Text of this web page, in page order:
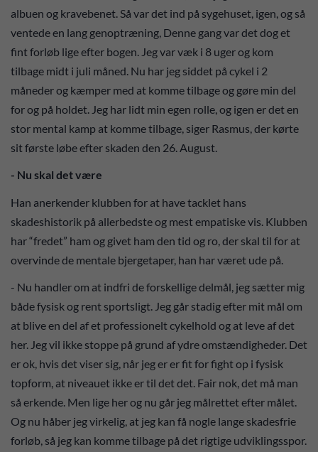
albuen og kravebenet. Så var det ind på sygehuset, igen, og så
ventede en lang genoptræning, Denne gang var det dog et
fint forløb lige efter bogen. Jeg var væk i 8 uger og kom
tilbage midt i juli måned. Nu har jeg siddet på cykel i 2
måneder og kæmper med at komme tilbage og gøre min del
for og på holdet. Jeg har lidt min egen rolle, og igen er det en
stor mental kamp at komme tilbage, siger Rasmus, der kørte
sit første løbe efter skaden den 26. August.
- Nu skal det være
Han anerkender klubben for at have tacklet hans
skadeshistorik på allerbedste og mest empatiske vis. Klubben
har “fredet” ham og givet ham den tid og ro, der skal til for at
overvinde de mentale bjergetaper, han har været ude på.
- Nu handler om at indfri de forskellige delmål, jeg sætter mig
både fysisk og rent sportsligt. Jeg går stadig efter mit mål om
at blive en del af et professionelt cykelhold og at leve af det
her. Jeg vil ikke stoppe på grund af ydre omstændigheder. Det
er ok, hvis det viser sig, når jeg er er fit for fight op i fysisk
topform, at niveauet ikke er til det det. Fair nok, det må man
så erkende. Men lige her og nu går jeg målrettet efter målet.
Og nu håber jeg virkelig, at jeg kan få nogle lange skadesfrie
forløb, så jeg kan komme tilbage på det rigtige udviklingsspor.